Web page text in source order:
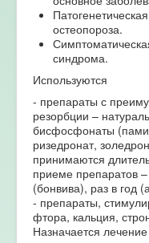
остеопороза.
синдрома.
Используются
- препараты с
резорбции –
бисфосфонаты
ризедронат,
принимаются
приеме препаратов
(бонвива), раз в год
- препараты,
фтора, кальция,
Назначается